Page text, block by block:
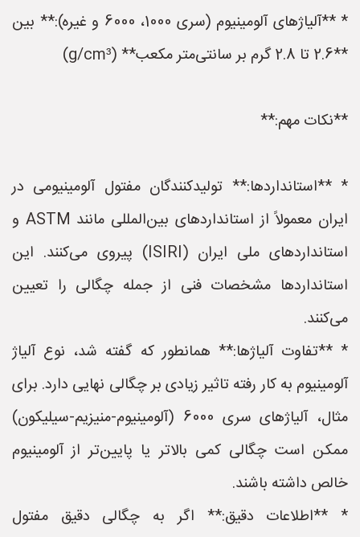
* **آلیاژهای آلومینیوم (سری 1000، 6000 و غیره):** بین
**2.6 تا 2.8 گرم بر سانتی‌متر مکعب** (g/cm³)
**نکات مهم:**
* **استانداردها:** تولیدکنندگان مفتول آلومینیومی در
ایران معمولاً از استانداردهای بین‌المللی مانند ASTM و
استانداردهای ملی ایران (ISIRI) پیروی می‌کنند. این
استانداردها مشخصات فنی از جمله چگالی را تعیین
می‌کنند.
* **تفاوت آلیاژها:** همانطور که گفته شد، نوع آلیاژ
آلومینیوم به کار رفته تاثیر زیادی بر چگالی نهایی دارد. برای
مثال، آلیاژهای سری 6000 (آلومینیوم-منیزیم-سیلیکون)
ممکن است چگالی کمی بالاتر یا پایین‌تر از آلومینیوم
خالص داشته باشند.
* **اطلاعات دقیق:** اگر به چگالی دقیق مفتول